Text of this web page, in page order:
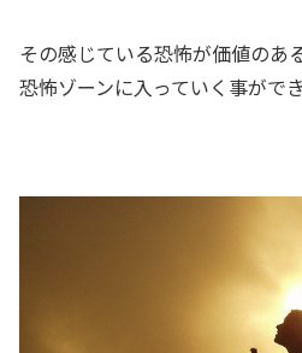
その感じている恐怖が価値のあ
恐怖ゾーンに入っていく事ができ